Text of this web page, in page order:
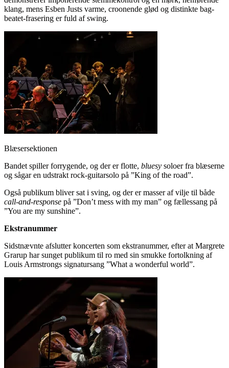
klang, mens Esben Justs varme, croonende glød og distinkte bag-
beatet-frasering er fuld af swing.
Blæsersektionen
Bandet spiller forrygende, og der er flotte, bluesy soloer fra blæserne
og sågar en udstrakt rock-guitarsolo på ”King of the road”.
Også publikum bliver sat i sving, og der er masser af vilje til både
call-and-response på ”Don’t mess with my man” og fællessang på
”You are my sunshine”.
Ekstranummer
Sidstnævnte afslutter koncerten som ekstranummer, efter at Margrete
Grarup har sunget publikum til ro med sin smukke fortolkning af
Louis Armstrongs signatursang ”What a wonderful world”.